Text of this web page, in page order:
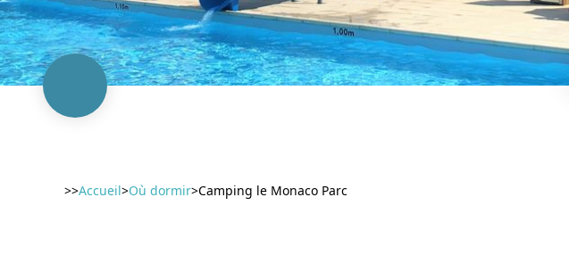
>>Accueil>Où dormir>Camping le Monaco Parc